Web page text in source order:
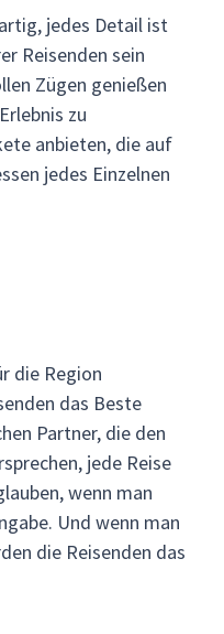
jedes Detail ist
Reisenden sein
Zügen genießen
zu
anbieten, die auf
jedes Einzelnen
die Region
das Beste
Partner, die den
jede Reise
wenn man
Und wenn man
die Reisenden das